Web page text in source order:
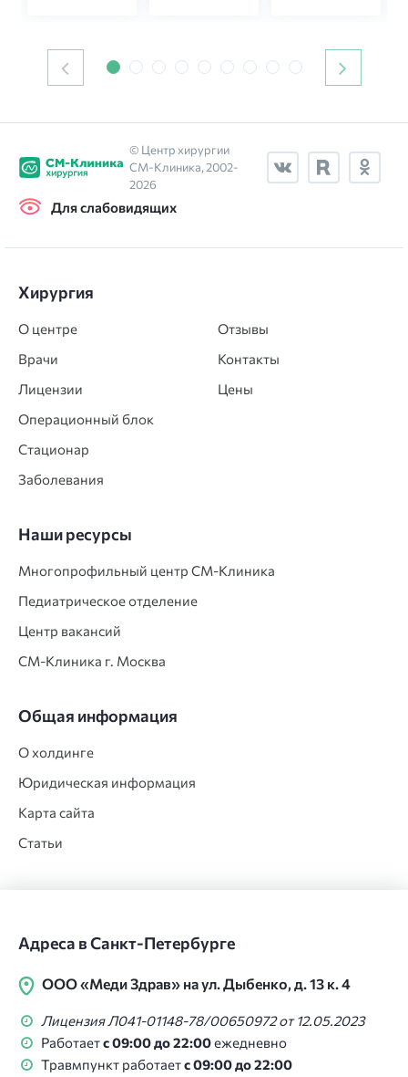
© Центр хирургии
СМ‑Клиника, 2002-
2026
Для слабовидящих
Хирургия
О центре
Врачи
Лицензии
Операционный блок
Стационар
Заболевания
Отзывы
Контакты
Цены
Наши ресурсы
Многопрофильный центр СМ‑Клиника
Педиатрическое отделение
Центр вакансий
СМ‑Клиника г. Москва
Общая информация
О холдинге
Юридическая информация
Карта сайта
Статьи
Адреса в Санкт-Петербурге
ООО «Меди Здрав» на ул. Дыбенко, д. 13 к. 4
Лицензия Л041-01148-78/00650972 от 12.05.2023
Работаетс 09:00 до 22:00ежедневно
Травмпункт работаетс 09:00 до 22:00